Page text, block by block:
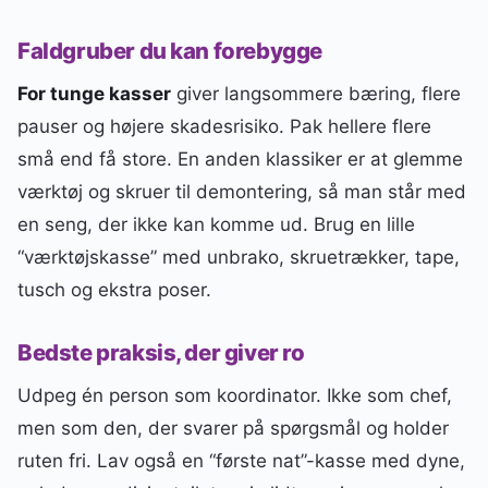
Faldgruber du kan forebygge
For tunge kasser giver langsommere bæring, flere
pauser og højere skadesrisiko. Pak hellere flere
små end få store. En anden klassiker er at glemme
værktøj og skruer til demontering, så man står med
en seng, der ikke kan komme ud. Brug en lille
“værktøjskasse” med unbrako, skruetrækker, tape,
tusch og ekstra poser.
Bedste praksis, der giver ro
Udpeg én person som koordinator. Ikke som chef,
men som den, der svarer på spørgsmål og holder
ruten fri. Lav også en “første nat”-kasse med dyne,